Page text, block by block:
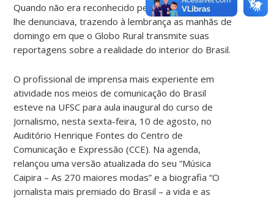
Quando não era reconhecido pela fisionomia, a voz
lhe denunciava, trazendo à lembrança as manhãs de
domingo em que o Globo Rural transmite suas
reportagens sobre a realidade do interior do Brasil.
O profissional de imprensa mais experiente em
atividade nos meios de comunicação do Brasil
esteve na UFSC para aula inaugural do curso de
Jornalismo, nesta sexta-feira, 10 de agosto, no
Auditório Henrique Fontes do Centro de
Comunicação e Expressão (CCE). Na agenda,
relançou uma versão atualizada do seu “Música
Caipira – As 270 maiores modas” e a biografia “O
jornalista mais premiado do Brasil – a vida e as